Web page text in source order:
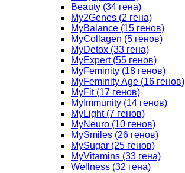
Beauty (34 гена)
My2Genes (2 гена)
MyBalance (15 генов)
MyCollagen (5 генов)
MyDetox (33 гена)
MyExpert (55 генов)
MyFeminity (18 генов)
MyFeminity Age (16 генов)
MyFit (17 генов)
MyImmunity (14 генов)
MyLight (7 генов)
MyNeuro (10 генов)
MySmiles (26 генов)
MySugar (25 генов)
MyVitamins (33 гена)
Wellness (32 гена)